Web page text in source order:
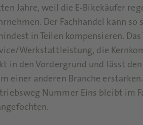
Jahre, weil die E-Bikekäufer
Der Fachhandel kann
in Teilen kompensieren. Das
Werkstattleistung, die
in den Vordergrund und lässt
einer anderen Branche
Nummer Eins bleibt im